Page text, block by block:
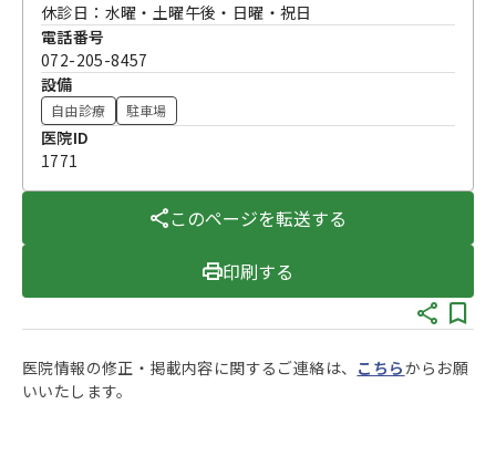
休診日：水曜・土曜午後・日曜・祝日
電話番号
072-205-8457
設備
自由診療 駐車場
医院ID
1771
このページを転送する
印刷する
医院情報の修正・掲載内容に関するご連絡は、 こちらからお願
いいたします。